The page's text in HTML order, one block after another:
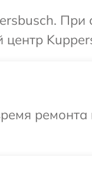
При
центр